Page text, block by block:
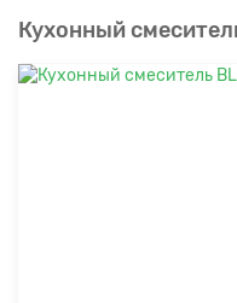
Кухонный